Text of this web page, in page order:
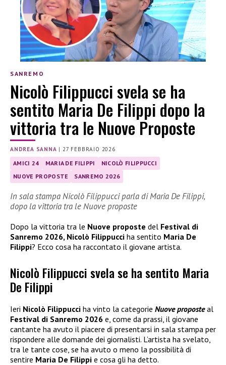
SANREMO
Nicolò Filippucci svela se ha
sentito Maria De Filippi dopo la
vittoria tra le Nuove Proposte
ANDREA SANNA | 27 FEBBRAIO 2026
AMICI 24 MARIA DE FILIPPI
NICOLÒ FILIPPUCCI
NUOVE PROPOSTE
SANREMO 2026
In sala stampa Nicolò Filippucci parla di Maria De Filippi,
dopo la vittoria tra le Nuove proposte
Dopo la vittoria tra le Nuove proposte del Festival di
Sanremo 2026, Nicolò Filippucci ha sentito Maria De
Filippi? Ecco cosa ha raccontato il giovane artista.
Nicolò Filippucci svela se ha sentito Maria
De Filippi
Ieri Nicolò Filippucci ha vinto la categorie Nuove proposteal
Festival di Sanremo 2026 e, come da prassi, il giovane
cantante ha avuto il piacere di presentarsi in sala stampa per
rispondere alle domande dei giornalisti. L’artista ha svelato,
tra le tante cose, se ha avuto o meno la possibilità di
sentire Maria De Filippi e cosa gli ha detto.